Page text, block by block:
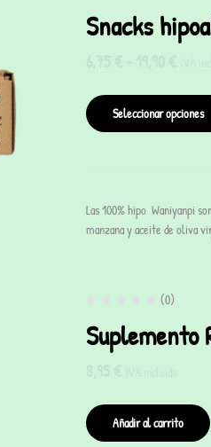
Snacks
Seleccionar opciones
Las 100% hipo Waniyanpi
manzana y aceite de oliva
(0)
Suplemento
Añadir al carrito